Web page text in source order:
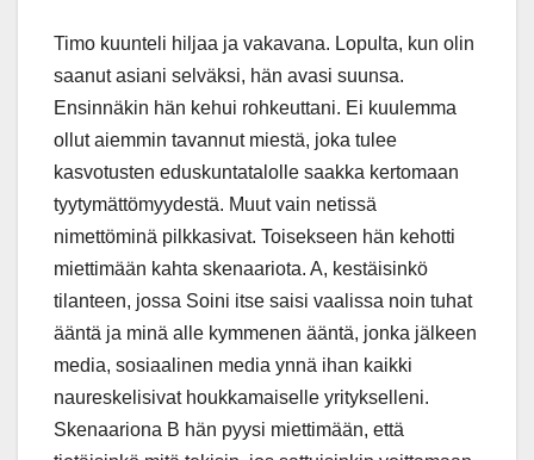
Timo kuunteli hiljaa ja vakavana. Lopulta, kun olin
saanut asiani selväksi, hän avasi suunsa.
Ensinnäkin hän kehui rohkeuttani. Ei kuulemma
ollut aiemmin tavannut miestä, joka tulee
kasvotusten eduskuntatalolle saakka kertomaan
tyytymättömyydestä. Muut vain netissä
nimettöminä pilkkasivat. Toisekseen hän kehotti
miettimään kahta skenaariota. A, kestäisinkö
tilanteen, jossa Soini itse saisi vaalissa noin tuhat
ääntä ja minä alle kymmenen ääntä, jonka jälkeen
media, sosiaalinen media ynnä ihan kaikki
naureskelisivat houkkamaiselle yritykselleni.
Skenaariona B hän pyysi miettimään, että